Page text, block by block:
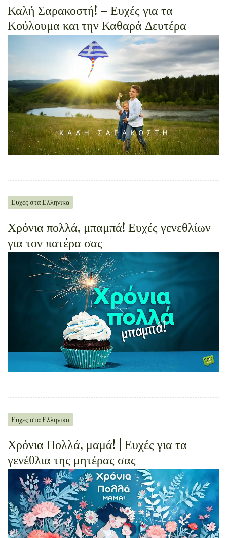
Καλή Σαρακοστή! – Ευχές για τα
Κούλουμα και την Καθαρά Δευτέρα
Ευχες στα Ελληνικα
Χρόνια πολλά, μπαμπά! Ευχές γενεθλίων
για τον πατέρα σας
Ευχες στα Ελληνικα
Χρόνια Πολλά, μαμά! | Ευχές για τα
γενέθλια της μητέρας σας